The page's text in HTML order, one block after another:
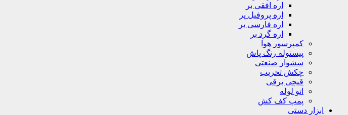
اره افقی بر
اره پروفیل پر
اره فارسی بر
اره گرد بر
کمپرسور هوا
پیستوله رنگ پاش
سشوار صنعتی
چکش تخریب
قیچی برقی
اتو لوله
پمپ کف کش
ابزار دستی